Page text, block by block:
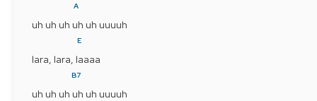
A
uh uh uh uh uh uuuuh
E
lara, lara, laaaa
B7
uh uh uh uh uh uuuuh